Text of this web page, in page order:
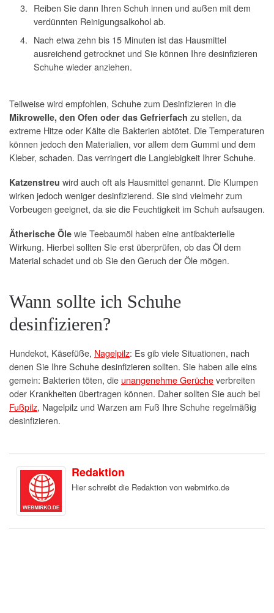
Reiben Sie dann Ihren Schuh innen und außen mit dem
verdünnten Reinigungsalkohol ab.
Nach etwa zehn bis 15 Minuten ist das Hausmittel
ausreichend getrocknet und Sie können Ihre desinfizieren
Schuhe wieder anziehen.
Teilweise wird empfohlen, Schuhe zum Desinfizieren in die
Mikrowelle, den Ofen oder das Gefrierfach zu stellen, da
extreme Hitze oder Kälte die Bakterien abtötet. Die Temperaturen
können jedoch den Materialien, vor allem dem Gummi und dem
Kleber, schaden. Das verringert die Langlebigkeit Ihrer Schuhe.
Katzenstreu wird auch oft als Hausmittel genannt. Die Klumpen
wirken jedoch weniger desinfizierend. Sie sind vielmehr zum
Vorbeugen geeignet, da sie die Feuchtigkeit im Schuh aufsaugen.
Ätherische Öle wie Teebaumöl haben eine antibakterielle
Wirkung. Hierbei sollten Sie erst überprüfen, ob das Öl dem
Material schadet und ob Sie den Geruch der Öle mögen.
Wann sollte ich Schuhe
desinfizieren?
Hundekot, Käsefüße, Nagelpilz: Es gib viele Situationen, nach
denen Sie Ihre Schuhe desinfizieren sollten. Sie haben alle eins
gemein: Bakterien töten, die unangenehme Gerücheverbreiten
oder Krankheiten übertragen können. Daher sollten Sie auch bei
Fußpilz, Nagelpilz und Warzen am Fuß Ihre Schuhe regelmäßig
desinfizieren.
Redaktion
Hier schreibt die Redaktion von webmirko.de